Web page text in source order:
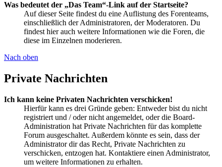
Was bedeutet der „Das Team“-Link auf der Startseite?
Auf dieser Seite findest du eine Auflistung des Forenteams,
einschließlich der Administratoren, der Moderatoren. Du
findest hier auch weitere Informationen wie die Foren, die
diese im Einzelnen moderieren.
Nach oben
Private Nachrichten
Ich kann keine Privaten Nachrichten verschicken!
Hierfür kann es drei Gründe geben: Entweder bist du nicht
registriert und / oder nicht angemeldet, oder die Board-
Administration hat Private Nachrichten für das komplette
Forum ausgeschaltet. Außerdem könnte es sein, dass der
Administrator dir das Recht, Private Nachrichten zu
verschicken, entzogen hat. Kontaktiere einen Administrator,
um weitere Informationen zu erhalten.